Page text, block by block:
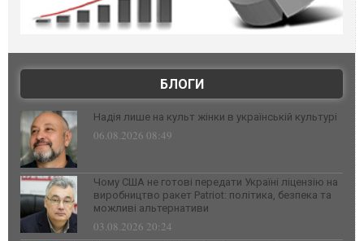
БЛОГИ
Надія лише на культ жінки в українській культурі
06.08.2026 08:49
Чому США не готові передати Україні ліцензію на
виробництво ракет Patriot: політика, безпека та
можливі альтернативи
03.08.2026 20:24